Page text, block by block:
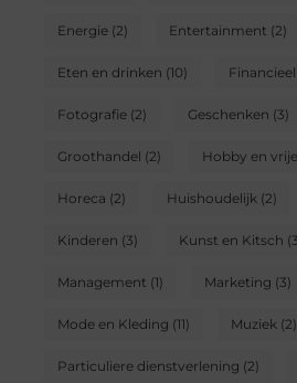
Energie(2) Entertainment (2)
Eten en drinken (10) Financieel
Fotografie(2) Geschenken (3)
Groothandel (2) Hobby en
Horeca (2) Huishoudelijk (2)
Kinderen (3) Kunst en Kitsch
Management (1) Marketing (3)
Mode en Kleding (11) Muziek (2)
Particuliere dienstverlening (2)